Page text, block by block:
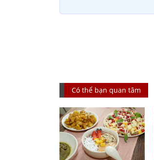
Có thể bạn quan tâm